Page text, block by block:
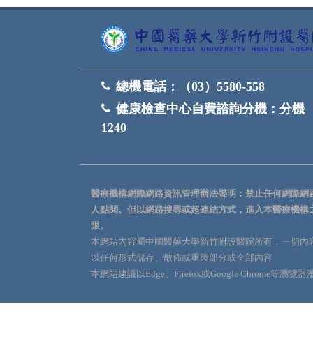
總機電話：
（03）5580-558
健康檢查中心自費諮詢分機： 分機
1240
醫療機構網際網路資訊管理辦法聲明：禁止任何網際
人點閱。但以網路搜尋或超連結方式，進入本醫療機
限。
本網站內容屬中國醫藥大學新竹附設醫院所有，一切
以任何形式儲存、散佈或重製部分或全部內容
本網站建議以Edge、Firefox或Google Chrome等瀏覽器